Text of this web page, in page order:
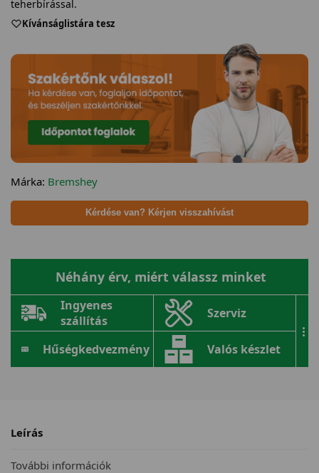
teherbírással.
Kívánságlistára tesz
Márka: Bremshey
Kérdése van? Kérjen visszahívást
Néhány érv, miért válassz minket
Ingyenes
szállítás
Szerviz
Hűségkedvezmény Valós készlet
...
Leírás
További információk